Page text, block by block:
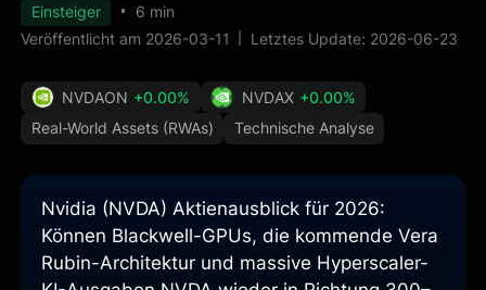
Einsteiger
6 min
Veröffentlicht am 2026-03-11
Letztes Update: 2026-06-23
NVDAON +0.00% NVDAX +0.00%
Real-World Assets (RWAs)
Technische Analyse
Nvidia (NVDA) Aktienausblick für 2026:
Können Blackwell-GPUs, die kommende Vera
Rubin-Architektur und massive Hyperscaler-